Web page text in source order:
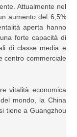
Attualmente nel
aumento del 6,5%
aperta hanno
forte capacità di
di classe media e
centro commerciale
vitalità economica
mondo, la China
tiene a Guangzhou